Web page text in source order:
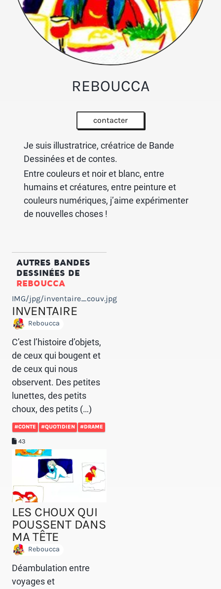
REBOUCCA
contacter
Je suis illustratrice, créatrice de Bande
Dessinées et de contes.
Entre couleurs et noir et blanc, entre
humains et créatures, entre peinture et
couleurs numériques, j’aime expérimenter
de nouvelles choses !
AUTRES BANDES
DESSINÉES DE
REBOUCCA
IMG/jpg/inventaire_couv.jpg
INVENTAIRE
Reboucca
C’est l’histoire d’objets,
de ceux qui bougent et
de ceux qui nous
observent. Des petites
lunettes, des petits
choux, des petits (…)
#CONTE #QUOTIDIEN #DRAME
43
LES CHOUX QUI
POUSSENT DANS
MA TÊTE
Reboucca
Déambulation entre
voyages et